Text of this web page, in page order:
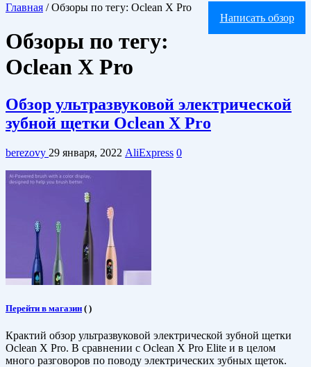
Написать обзор
Главная / Обзоры по тегу: Oclean X Pro
Обзоры по тегу:
Oclean X Pro
Обзор ультразвуковой электрической
зубной щетки Oclean X Pro
berezovy 29 января, 2022 AliExpress 0
Перейти в магазин ( )
Крактий обзор ультразвуковой электрической зубной щетки
Oclean X Pro. В сравнении с Oclean X Pro Elite и в целом
много разговоров по поводу электрических зубных щеток.